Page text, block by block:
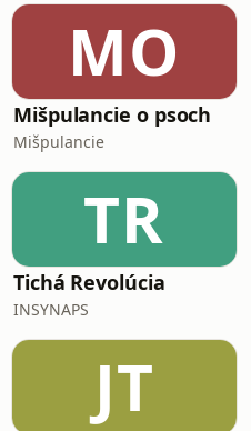
MO
Mišpulancie o psoch
Mišpulancie
TR
Tichá Revolúcia
INSYNAPS
JT